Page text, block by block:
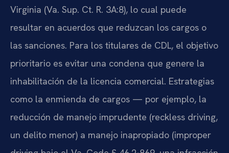
Virginia (Va. Sup. Ct. R. 3A:8), lo cual puede
resultar en acuerdos que reduzcan los cargos o
las sanciones. Para los titulares de CDL, el objetivo
prioritario es evitar una condena que genere la
inhabilitación de la licencia comercial. Estrategias
como la enmienda de cargos — por ejemplo, la
reducción de manejo imprudente (reckless driving,
un delito menor) a manejo inapropiado (improper